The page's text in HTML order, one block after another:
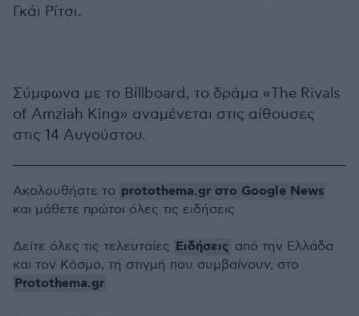
Γκάι Ρίτσι.
Σύμφωνα με το Βillboard, το δράμα «The Rivals
of Amziah King» αναμένεται στις αίθουσες
στις 14 Αυγούστου.
Ακολουθήστε το protothema.gr στο Google News
και μάθετε πρώτοι όλες τις ειδήσεις
Δείτε όλες τις τελευταίες Ειδήσεις από την Ελλάδα
και τον Κόσμο, τη στιγμή που συμβαίνουν, στο
Protothema.gr